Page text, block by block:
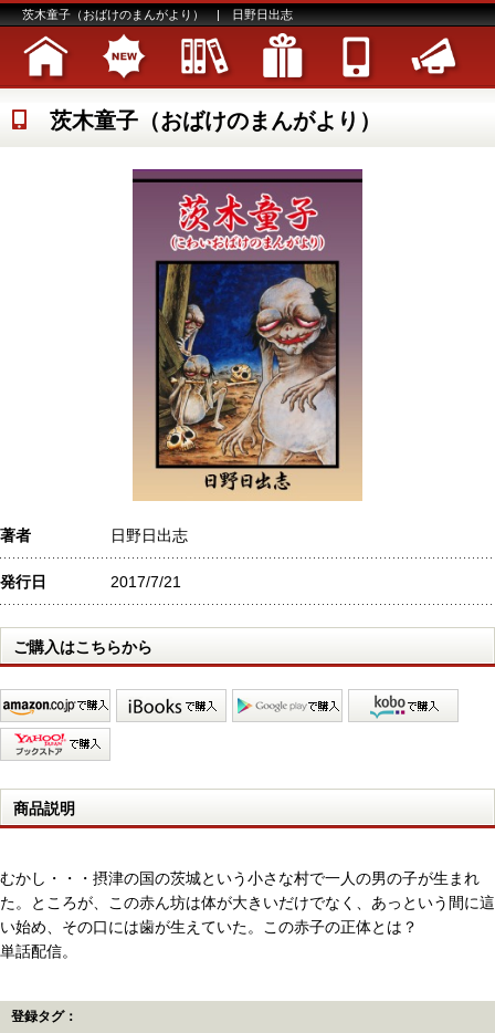
茨木童子（おばけのまんがより） | 日野日出志
茨木童子（おばけのまんがより）
著者 日野日出志
発行日 2017/7/21
ご購入はこちらから
商品説明
むかし・・・摂津の国の茨城という小さな村で一人の男の子が生まれ
た。ところが、この赤ん坊は体が大きいだけでなく、あっという間に這
い始め、その口には歯が生えていた。この赤子の正体とは？
単話配信。
登録タグ：